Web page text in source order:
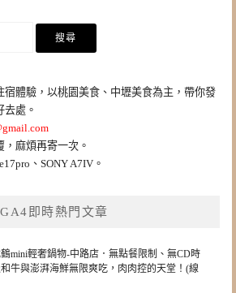
宿體驗，以桃園美食、中壢美食為主，帶你發
處。
麻煩再寄一次。
、SONY A7IV。
GA4即時熱門文章
mini輕奢鍋物-中路店．無點餐限制、無CD時
牛與澎湃海鮮無限爽吃，肉肉控的天堂！(線